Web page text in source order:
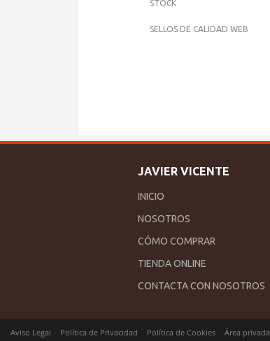
STOCK
SELLOS DE CALIDAD WEB
JAVIER VICENTE
INICIO
NOSOTROS
CÓMO COMPRAR
TIENDA ONLINE
CONTACTA CON NOSOTROS
Aviso Legal Política de Privacidad Política de Cookies Área privada